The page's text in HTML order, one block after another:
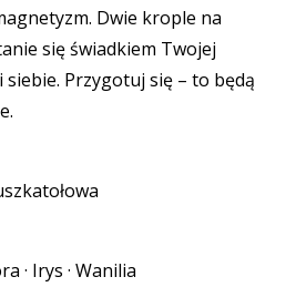
Dwie krople na
się świadkiem Twojej
Przygotuj się – to będą
· Irys · Wanilia